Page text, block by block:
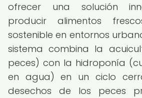
ofrecer una solución
producir alimentos
sostenible en entornos
sistema combina la
peces) con la hidroponía
en agua) en un ciclo
desechos de los peces